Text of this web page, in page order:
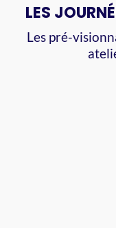
LES
Les pré-